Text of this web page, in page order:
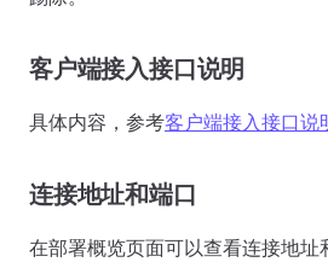
客户端接入接口说明
具体内容，参考客户端接入接口说
连接地址和端口
在部署概览页面可以查看连接地址